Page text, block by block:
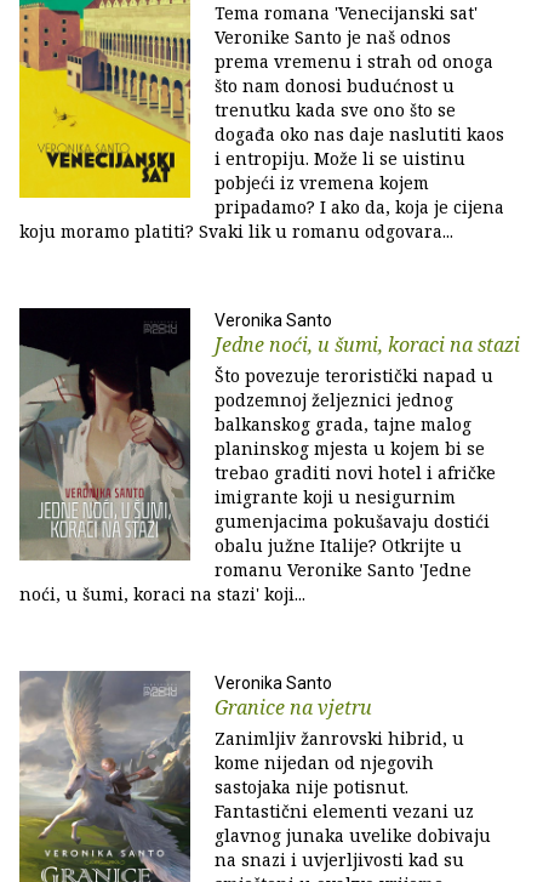
Tema romana 'Venecijanski sat'
Veronike Santo je naš odnos
prema vremenu i strah od onoga
što nam donosi budućnost u
trenutku kada sve ono što se
događa oko nas daje naslutiti kaos
i entropiju. Može li se uistinu
pobjeći iz vremena kojem
pripadamo? I ako da, koja je cijena
koju moramo platiti? Svaki lik u romanu odgovara...
Veronika Santo
Jedne noći, u šumi, koraci na stazi
Što povezuje teroristički napad u
podzemnoj željeznici jednog
balkanskog grada, tajne malog
planinskog mjesta u kojem bi se
trebao graditi novi hotel i afričke
imigrante koji u nesigurnim
gumenjacima pokušavaju dostići
obalu južne Italije? Otkrijte u
romanu Veronike Santo 'Jedne
noći, u šumi, koraci na stazi' koji...
Veronika Santo
Granice na vjetru
Zanimljiv žanrovski hibrid, u
kome nijedan od njegovih
sastojaka nije potisnut.
Fantastični elementi vezani uz
glavnog junaka uvelike dobivaju
na snazi i uvjerljivosti kad su